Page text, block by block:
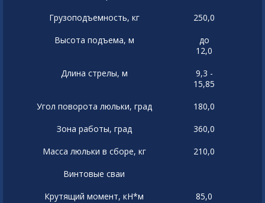
Грузоподъемность, кг
250,0
Высота подъема, м
до
12,0
Длина стрелы, м
9,3 -
15,85
Угол поворота люльки, град
180,0
Зона работы, град
360,0
Масса люльки в сборе, кг
210,0
Винтовые сваи
Крутящий момент, кН*м
85,0